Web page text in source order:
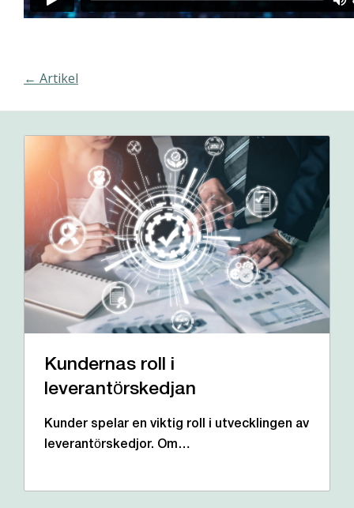
← Artikel
Kundernas roll i
leverantörskedjan
Kunder spelar en viktig roll i utvecklingen av
leverantörskedjor. Om…